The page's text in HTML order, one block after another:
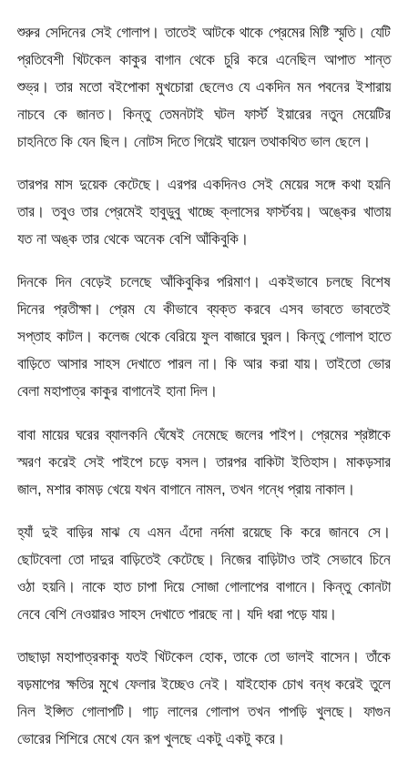
শুরুর সেদিনের সেই গোলাপ। তাতেই আটকে থাকে প্রেমের মিষ্টি স্মৃতি। যেটি
প্রতিবেশী খিটকেল কাকুর বাগান থেকে চুরি করে এনেছিল আপাত শান্ত
শুভ্র। তার মতো বইপোকা মুখচোরা ছেলেও যে একদিন মন পবনের ইশারায়
নাচবে কে জানত। কিন্তু তেমনটাই ঘটল ফার্স্ট ইয়ারের নতুন মেয়েটির
চাহনিতে কি যেন ছিল। নোটস দিতে গিয়েই ঘায়েল তথাকথিত ভাল ছেলে।
তারপর মাস দুয়েক কেটেছে। এরপর একদিনও সেই মেয়ের সঙ্গে কথা হয়নি
তার। তবুও তার প্রেমেই হাবুডুবু খাচ্ছে ক্লাসের ফার্স্টবয়। অঙ্কের খাতায়
যত না অঙ্ক তার থেকে অনেক বেশি আঁকিবুকি।
দিনকে দিন বেড়েই চলেছে আঁকিবুকির পরিমাণ। একইভাবে চলছে বিশেষ
দিনের প্রতীক্ষা। প্রেম যে কীভাবে ব্যক্ত করবে এসব ভাবতে ভাবতেই
সপ্তাহ কাটল। কলেজ থেকে বেরিয়ে ফুল বাজারে ঘুরল। কিন্তু গোলাপ হাতে
বাড়িতে আসার সাহস দেখাতে পারল না। কি আর করা যায়। তাইতো ভোর
বেলা মহাপাত্র কাকুর বাগানেই হানা দিল।
বাবা মায়ের ঘরের ব্যালকনি ঘেঁষেই নেমেছে জলের পাইপ। প্রেমের শ্রষ্টাকে
স্মরণ করেই সেই পাইপে চড়ে বসল। তারপর বাকিটা ইতিহাস। মাকড়সার
জাল, মশার কামড় খেয়ে যখন বাগানে নামল, তখন গন্ধে প্রায় নাকাল।
হ্যাঁ দুই বাড়ির মাঝ যে এমন এঁদো নর্দমা রয়েছে কি করে জানবে সে।
ছোটবেলা তো দাদুর বাড়িতেই কেটেছে। নিজের বাড়িটাও তাই সেভাবে চিনে
ওঠা হয়নি। নাকে হাত চাপা দিয়ে সোজা গোলাপের বাগানে। কিন্তু কোনটা
নেবে বেশি নেওয়ারও সাহস দেখাতে পারছে না। যদি ধরা পড়ে যায়।
তাছাড়া মহাপাত্রকাকু যতই খিটকেল হোক, তাকে তো ভালই বাসেন। তাঁকে
বড়মাপের ক্ষতির মুখে ফেলার ইচ্ছেও নেই। যাইহোক চোখ বন্ধ করেই তুলে
নিল ইপ্সিত গোলাপটি। গাঢ় লালের গোলাপ তখন পাপড়ি খুলছে। ফাগুন
ভোরের শিশিরে মেখে যেন রূপ খুলছে একটু একটু করে।